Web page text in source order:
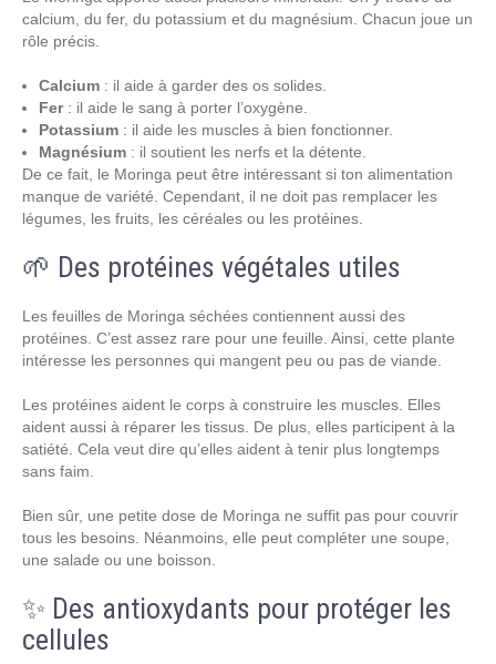
calcium, du fer, du potassium et du magnésium. Chacun joue un
rôle précis.
Calcium : il aide à garder des os solides.
Fer: il aide le sang à porter l’oxygène.
Potassium : il aide les muscles à bien fonctionner.
Magnésium : il soutient les nerfs et la détente.
De ce fait, le Moringa peut être intéressant si ton alimentation
manque de variété. Cependant, il ne doit pas remplacer les
légumes, les fruits, les céréales ou les protéines.
🌱 Des protéines végétales utiles
Les feuilles de Moringa séchées contiennent aussi des
protéines. C’est assez rare pour une feuille. Ainsi, cette plante
intéresse les personnes qui mangent peu ou pas de viande.
Les protéines aident le corps à construire les muscles. Elles
aident aussi à réparer les tissus. De plus, elles participent à la
satiété. Cela veut dire qu’elles aident à tenir plus longtemps
sans faim.
Bien sûr, une petite dose de Moringa ne suffit pas pour couvrir
tous les besoins. Néanmoins, elle peut compléter une soupe,
une salade ou une boisson.
✨ Des antioxydants pour protéger les
cellules